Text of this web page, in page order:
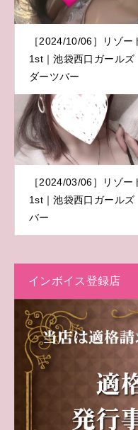
［2024/10/06］リゾー
1st｜池袋西口ガールズ
ダーツバー
［2024/03/06］リゾー
1st｜池袋西口ガールズ
バー
インボイス登録店